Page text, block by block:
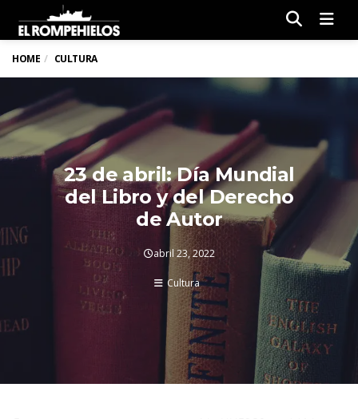
HOME CULTURA
23 de abril: Día Mundial
del Libro y del Derecho
de Autor
abril 23, 2022
Cultura